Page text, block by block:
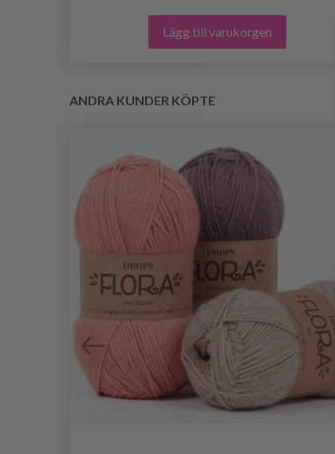
Lägg till varukorgen
ANDRA KUNDER KÖPTE